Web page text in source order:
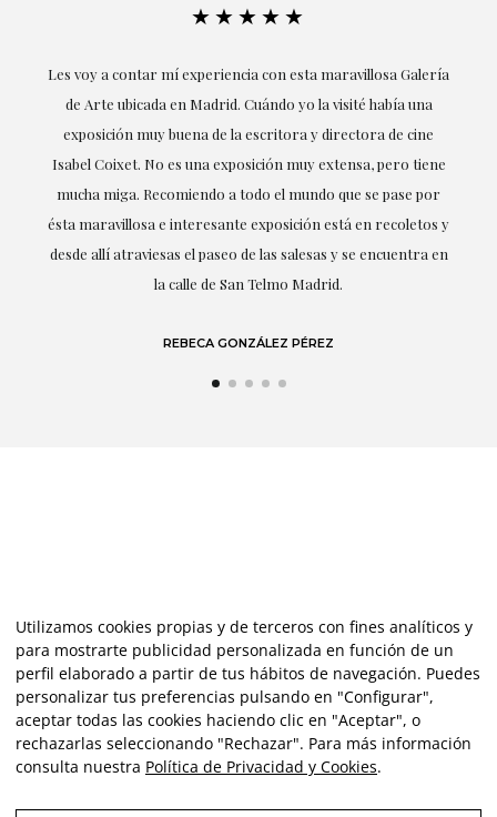
★★★★★
Excepcional. María me ha acompañado en todo momento en
la obtención de la obra y desde el inicio ha sabido entender
mis gustos y necesidades, la cercanía, la empatía y la
profesionalidad han estado presentes en cada momento,
destacando (por supuesto) el amor y conocimiento sobre lo
que habla: el arte.
LAURA GUTIÉRREZ
Utilizamos cookies propias y de terceros con fines analíticos y
para mostrarte publicidad personalizada en función de un
perfil elaborado a partir de tus hábitos de navegación. Puedes
personalizar tus preferencias pulsando en "Configurar",
aceptar todas las cookies haciendo clic en "Aceptar", o
rechazarlas seleccionando "Rechazar". Para más información
consulta nuestra Política de Privacidad y Cookies.